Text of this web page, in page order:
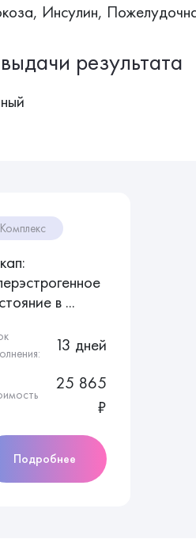
Инсулин,
результата
Комплекс
в ...
13 дней
25 865
₽
Подробнее